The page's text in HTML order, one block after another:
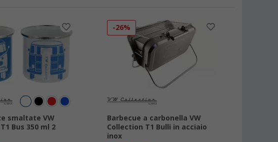
smaltate VW
Bus 350 ml 2
-26%
Barbecue a carbonella VW
Collection T1 Bulli in acciaio
inox